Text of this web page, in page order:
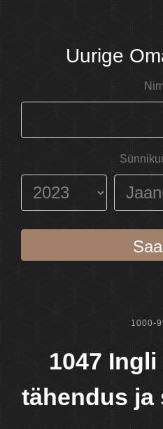
Uurige
1000-
1047
tähendus ja